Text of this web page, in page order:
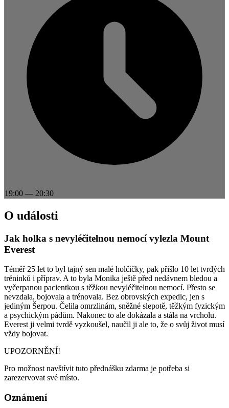
19:00 — 20:30
O události
Jak holka s nevyléčitelnou nemocí vylezla Mount
Everest
Téměř 25 let to byl tajný sen malé holčičky, pak přišlo 10 let tvrdých
tréninků i příprav. A to byla Monika ještě před nedávnem bledou a
vyčerpanou pacientkou s těžkou nevyléčitelnou nemocí. Přesto se
nevzdala, bojovala a trénovala. Bez obrovských expedic, jen s
jediným Šerpou. Čelila omrzlinám, sněžné slepotě, těžkým fyzickým
a psychickým pádům. Nakonec to ale dokázala a stála na vrcholu.
Everest ji velmi tvrdě vyzkoušel, naučil ji ale to, že o svůj život musí
vždy bojovat.
UPOZORNĚNÍ!
Pro možnost navštívit tuto přednášku zdarma je potřeba si
zarezervovat své místo.
Oznámení